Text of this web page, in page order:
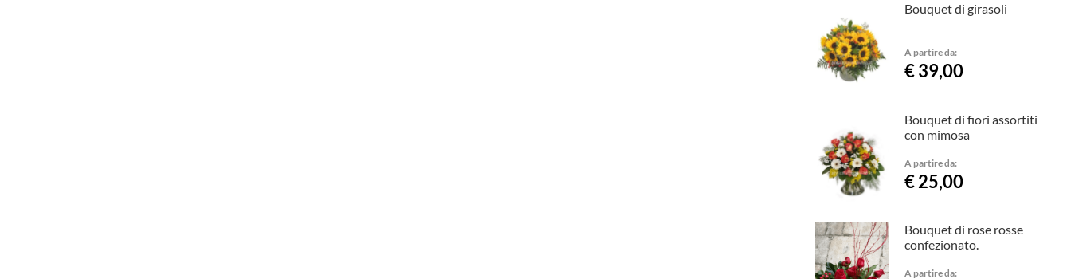
Bouquet di girasoli
A partire da:
€ 39,00
Bouquet di fiori assortiti
con mimosa
A partire da:
€ 25,00
Bouquet di rose rosse
confezionato.
A partire da: